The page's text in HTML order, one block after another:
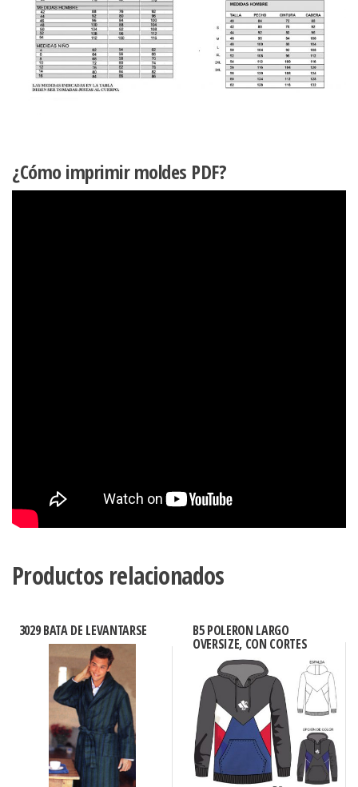
¿Cómo imprimir moldes PDF?
Productos relacionados
3029 BATA DE LEVANTARSE B5 POLERON LARGO
OVERSIZE, CON CORTES